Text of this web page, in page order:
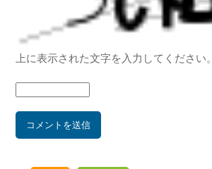
上に表示された文字を入力してください。